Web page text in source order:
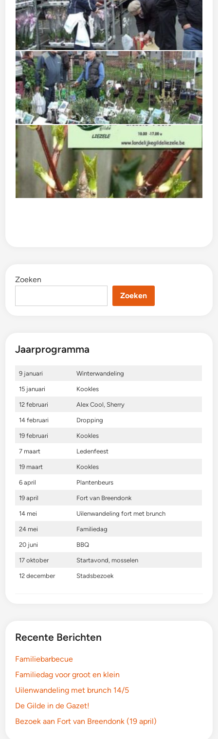
Zoeken
Zoeken
Jaarprogramma
9 januari Winterwandeling
15 januari Kookles
12 februari Alex Cool, Sherry
14 februari Dropping
19 februari Kookles
7 maart Ledenfeest
19 maart Kookles
6 april Plantenbeurs
19 april Fort van Breendonk
14 mei Uilenwandeling fort met brunch
24 mei Familiedag
20 juni BBQ
17 oktober Startavond, mosselen
12 december Stadsbezoek
Recente Berichten
Familiebarbecue
Familiedag voor groot en klein
Uilenwandeling met brunch 14/5
De Gilde in de Gazet!
Bezoek aan Fort van Breendonk (19 april)